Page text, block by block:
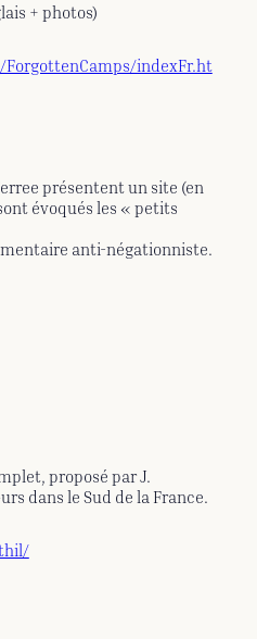
+ photos)
indexFr.ht
présentent un site (en
évoqués les « petits
anti-négationniste.
proposé par J.
dans le Sud de la France.